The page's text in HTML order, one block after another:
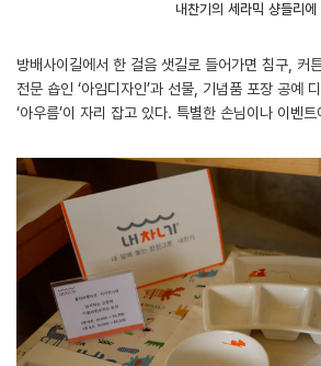
내찬기의 세라믹 샹들리에
방배사이길에서 한 걸음 샛길로 들어가면 침구, 커
전문 숍인 ‘아임디자인’과 선물, 기념품 포장 공예
‘아우름’이 자리 잡고 있다. 특별한 손님이나 이벤